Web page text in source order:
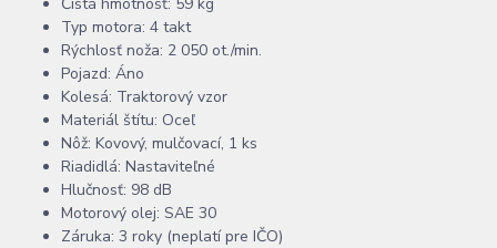
Typ motora: 4 takt
Rýchlosť noža: 2 050 ot./min.
Pojazd: Áno
Kolesá: Traktorový vzor
Materiál štítu: Oceľ
Nôž: Kovový, mulčovací, 1 ks
Riadidlá: Nastaviteľné
Hlučnosť: 98 dB
Motorový olej: SAE 30
Záruka: 3 roky (neplatí pre IČO)